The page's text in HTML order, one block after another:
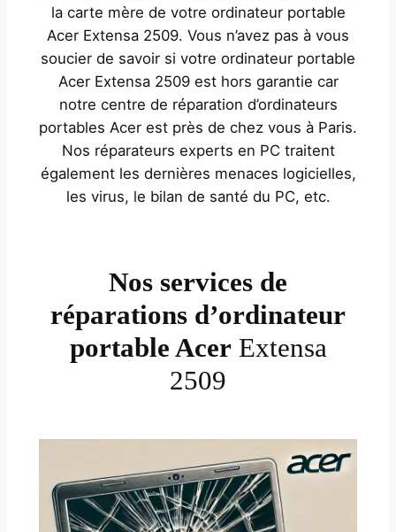
la carte mère de votre ordinateur portable
Acer Extensa 2509. Vous n’avez pas à vous
soucier de savoir si votre ordinateur portable
Acer Extensa 2509 est hors garantie car
notre centre de réparation d’ordinateurs
portables Acer est près de chez vous à Paris.
Nos réparateurs experts en PC traitent
également les dernières menaces logicielles,
les virus, le bilan de santé du PC, etc.
Nos services de
réparations d’ordinateur
portable Acer Extensa
2509